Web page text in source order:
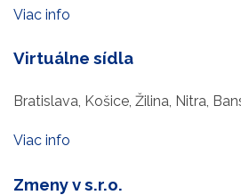
Viac info
Virtuálne sídla
Bratislava, Košice, Žilina, Nitra,
Viac info
Zmeny v s.r.o.